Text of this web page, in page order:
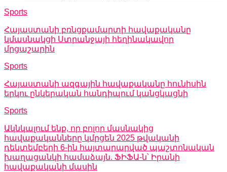
Sports
Հայաստանի բռնցքամարտի հավաքականը
կմասնակցի Ստրանջայի հեղինակավոր
մրցաշարին
Sports
Հայաստանի ազգային հավաքականը հունիսին
երկու ընկերական հանդիպում կանցկացնի
Sports
Ակնկալում ենք, որ բոլոր մասնակից
հավաքականները կմրցեն 2025 թվականի
դեկտեմբերի 6-ին հայտարարված պաշտոնական
խաղացանկի համաձայն. ՖԻՖԱ-ն՝ Իրանի
հավաքականի մասին